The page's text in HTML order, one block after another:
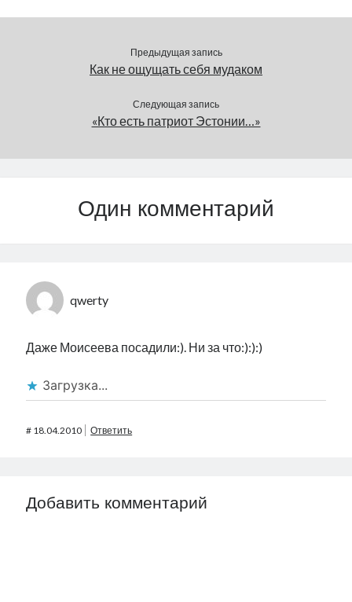
Предыдущая запись
Как не ощущать себя мудаком
Следующая запись
«Кто есть патриот Эстонии…»
Один комментарий
qwerty
Даже Моисеева посадили:). Ни за что:):):)
Загрузка...
# 18.04.2010 Ответить
Добавить комментарий